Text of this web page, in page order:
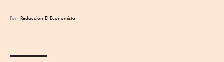
Por Redacción El Economista